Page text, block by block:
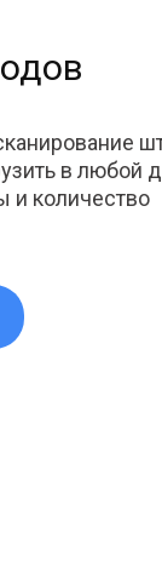
в любой
и количество